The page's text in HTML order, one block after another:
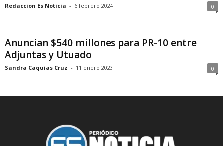
Redaccion Es Noticia - 6 febrero 2024 0
Anuncian $540 millones para PR-10 entre
Adjuntas y Utuado
Sandra Caquias Cruz - 11 enero 2023 0